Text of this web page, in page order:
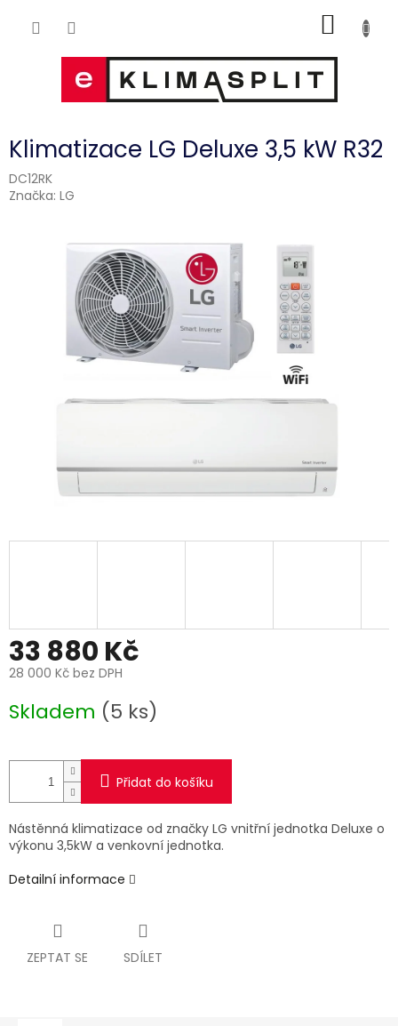
KOŠÍK
Klimatizace LG Deluxe 3,5 kW R32
DC12RK
Značka: LG
33 880 Kč
28 000 Kč bez DPH
cena:
Skladem (5 ks)
Přidat do košíku
Nástěnná klimatizace od značky LG vnitřní jednotka Deluxe o
výkonu 3,5kW a venkovní jednotka.
Detailní informace
ZEPTAT SE SDÍLET